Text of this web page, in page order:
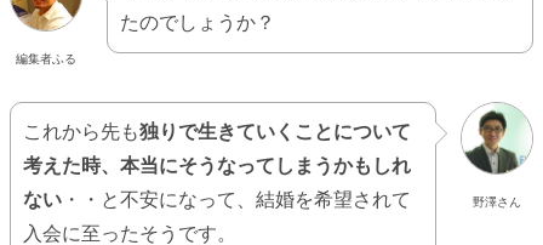
編集者ふる
たのでしょうか？
野澤さん
これから先も独りで生きていくことについて
考えた時、本当にそうなってしまうかもしれ
ない ・・と不安になって、結婚を希望されて
入会に至ったそうです。